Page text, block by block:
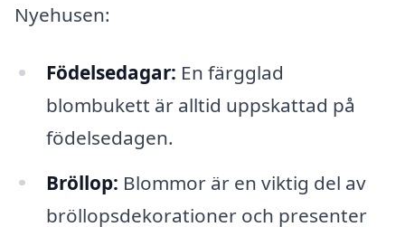
Nyehusen:
Födelsedagar: En färgglad
blombukett är alltid uppskattad på
födelsedagen.
Bröllop: Blommor är en viktig del av
bröllopsdekorationer och presenter